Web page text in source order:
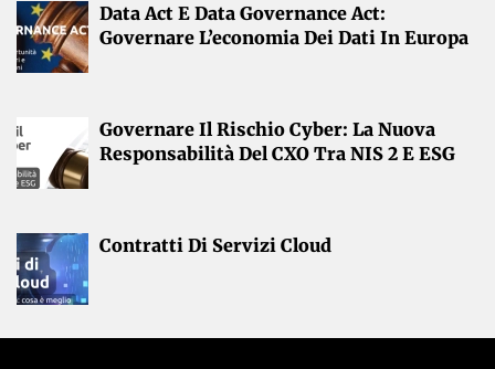
Data Act E Data Governance Act:
Governare L’economia Dei Dati In Europa
Governare Il Rischio Cyber: La Nuova
Responsabilità Del CXO Tra NIS 2 E ESG
Contratti Di Servizi Cloud